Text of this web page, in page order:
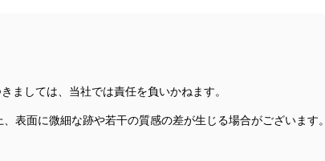
ましては、当社では責任を負いかねます。
表面に微細な跡や若干の質感の差が生じる場合がございます。